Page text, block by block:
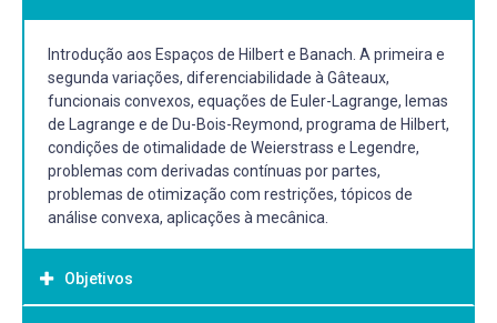
Introdução aos Espaços de Hilbert e Banach. A primeira e
segunda variações, diferenciabilidade à Gâteaux,
funcionais convexos, equações de Euler-Lagrange, lemas
de Lagrange e de Du-Bois-Reymond, programa de Hilbert,
condições de otimalidade de Weierstrass e Legendre,
problemas com derivadas contínuas por partes,
problemas de otimização com restrições, tópicos de
análise convexa, aplicações à mecânica.
Objetivos